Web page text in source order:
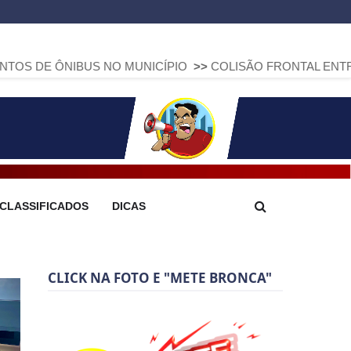
NO MUNICÍPIO >> COLISÃO FRONTAL ENTRE DUAS FIAT
CLASSIFICADOS DICAS
CLICK NA FOTO E "METE BRONCA"